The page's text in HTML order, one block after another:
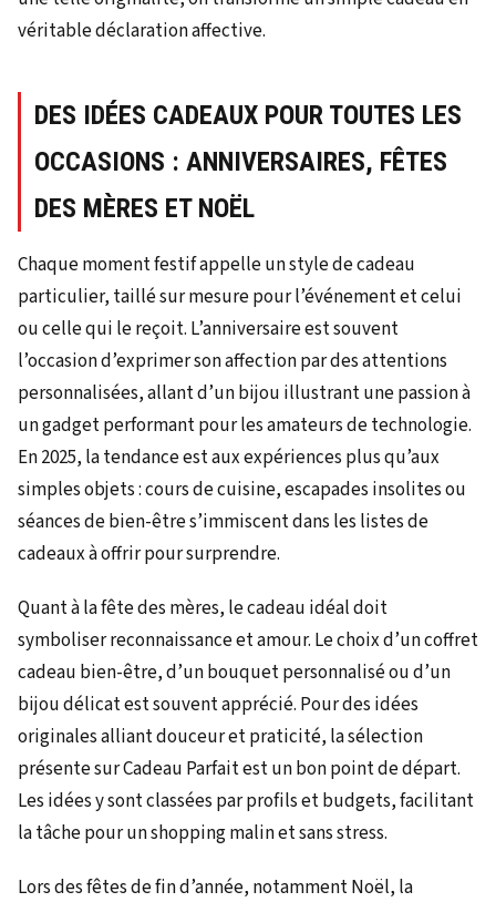
véritable déclaration affective.
DES IDÉES CADEAUX POUR TOUTES LES
OCCASIONS : ANNIVERSAIRES, FÊTES
DES MÈRES ET NOËL
Chaque moment festif appelle un style de cadeau
particulier, taillé sur mesure pour l’événement et celui
ou celle qui le reçoit. L’anniversaire est souvent
l’occasion d’exprimer son affection par des attentions
personnalisées, allant d’un bijou illustrant une passion à
un gadget performant pour les amateurs de technologie.
En 2025, la tendance est aux expériences plus qu’aux
simples objets : cours de cuisine, escapades insolites ou
séances de bien-être s’immiscent dans les listes de
cadeaux à offrir pour surprendre.
Quant à la fête des mères, le cadeau idéal doit
symboliser reconnaissance et amour. Le choix d’un coffret
cadeau bien-être, d’un bouquet personnalisé ou d’un
bijou délicat est souvent apprécié. Pour des idées
originales alliant douceur et praticité, la sélection
présente sur Cadeau Parfait est un bon point de départ.
Les idées y sont classées par profils et budgets, facilitant
la tâche pour un shopping malin et sans stress.
Lors des fêtes de fin d’année, notamment Noël, la